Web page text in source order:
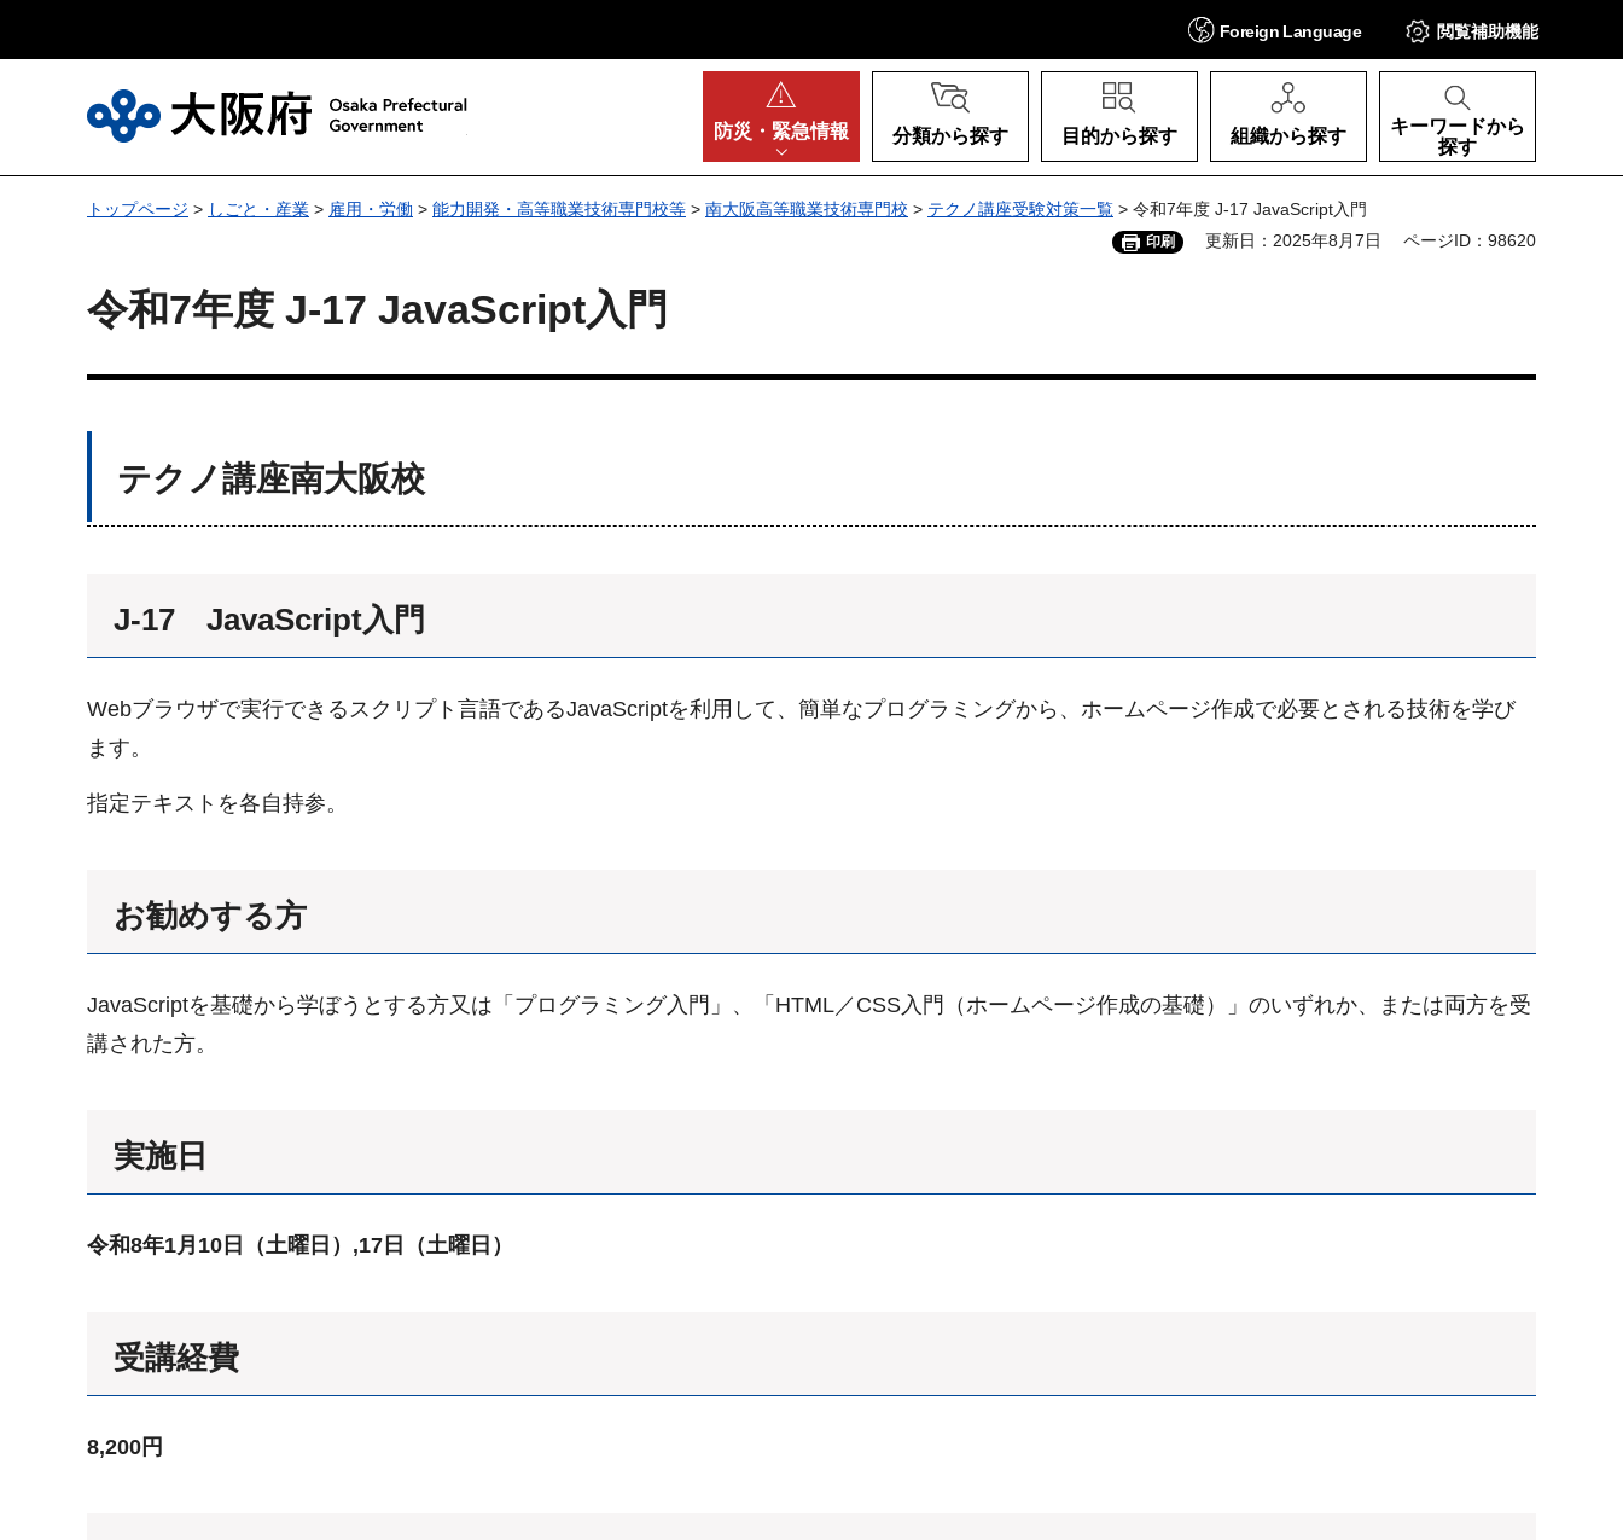
Foreign Language 閲覧補助機能
防災・ 緊急情報 分類から探す 目的から探す 組織から探す
キーワードから
探す
トップページ > しごと・産業 > 雇用・労働 > 能力開発・高等職業技術専門校等 > 南大阪高等職業技術専門校 > テクノ講座受験対策一覧 > 令和7年度 J-17 JavaScript入門
印刷 更新日：2025年8月7日 ページID：98620
令和7年度 J-17 JavaScript入門
テクノ講座南大阪校
J-17 JavaScript入門
Webブラウザで実行できるスクリプト言語であるJavaScriptを利用して、簡単なプログラミングから、ホームページ作成で必要とされる技術を学び
ます。
指定テキストを各自持参。
お勧めする方
JavaScriptを基礎から学ぼうとする方又は「プログラミング入門」、「HTML／CSS入門（ホームページ作成の基礎）」のいずれか、または両方を受
講された方。
実施日
令和8年1月10日（土曜日） ,17日（土曜日）
受講経費
8,200円